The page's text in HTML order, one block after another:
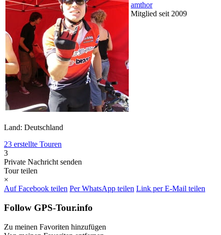
amthor
Mitglied seit 2009
Land: Deutschland
23 erstellte Touren
3
Private Nachricht senden
Tour teilen
×
Auf Facebook teilen Per WhatsApp teilen Link per E-Mail teilen
Follow GPS-Tour.info
Zu meinen Favoriten hinzufügen